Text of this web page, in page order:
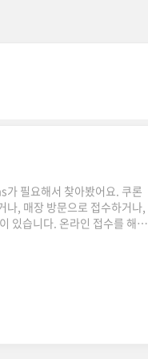
가 필요해서 찾아봤어요. 쿠론
나, 매장 방문으로 접수하거나,
있습니다. 온라인 접수를 해서
1. 온라인 as 신청 방법은 먼
번호는 1588-7667 이나 바로